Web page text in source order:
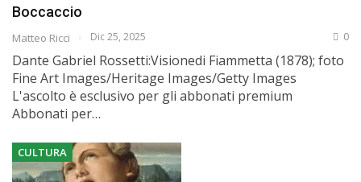
Boccaccio
Matteo Ricci Dic 25, 2025 0
Dante Gabriel Rossetti:Visionedi Fiammetta (1878); foto
Fine Art Images/Heritage Images/Getty Images
L'ascolto è esclusivo per gli abbonati premium
Abbonati per…
CULTURA